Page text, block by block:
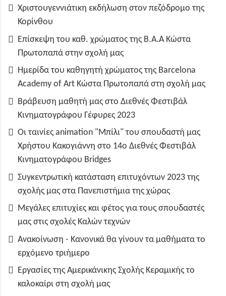
Χριστουγεννιάτικη εκδήλωση στον πεζόδρομο της
Κορίνθου
Επίσκεψη του καθ. χρώματος της B.A.A Κώστα
Πρωτοπαπά στην σχολή μας
Ημερίδα του καθηγητή χρώματος της Barcelona
Academy of Art Κώστα Πρωτοπαπά στη σχολή μας
Βράβευση μαθητή μας στο Διεθνές Φεστιβάλ
Κινηματογράφου Γέφυρες 2023
Οι ταινίες animation "Μπίλι" του σπουδαστή μας
Χρήστου Κακογιάννη στο 14ο Διεθνές Φεστιβάλ
Κινηματογράφου Bridges
Συγκεντρωτική κατάσταση επιτυχόντων 2023 της
σχολής μας στα Πανεπιστήμια της χώρας
Μεγάλες επιτυχίες και φέτος για τους σπουδαστές
μας στις σχολές Καλών τεχνών
Ανακοίνωση - Κανονικά θα γίνουν τα μαθήματα το
ερχόμενο τριήμερο
Εργασίες της Αμερικάνικης Σχολής Κεραμικής το
καλοκαίρι στη σχολή μας